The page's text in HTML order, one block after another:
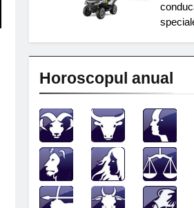
Horoscopul anual